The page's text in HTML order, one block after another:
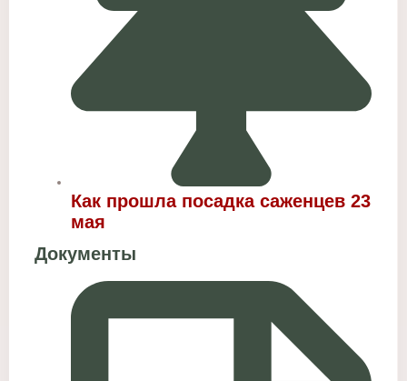
Как прошла посадка саженцев 23
мая
Документы